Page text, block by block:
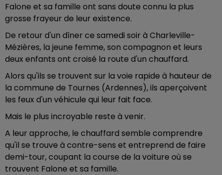
Falone et sa famille ont sans doute connu la plus
grosse frayeur de leur existence.
De retour d'un dîner ce samedi soir à Charleville-
Mézières, la jeune femme, son compagnon et leurs
deux enfants ont croisé la route d'un chauffard.
Alors qu'ils se trouvent sur la voie rapide à hauteur de
la commune de Tournes (Ardennes), ils aperçoivent
les feux d'un véhicule qui leur fait face.
Mais le plus incroyable reste à venir.
A leur approche, le chauffard semble comprendre
qu'il se trouve à contre-sens et entreprend de faire
demi-tour, coupant la course de la voiture où se
trouvent Falone et sa famille.